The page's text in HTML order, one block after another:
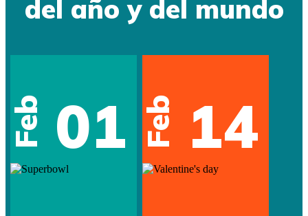
del año y del mundo
Feb 01 Feb 14